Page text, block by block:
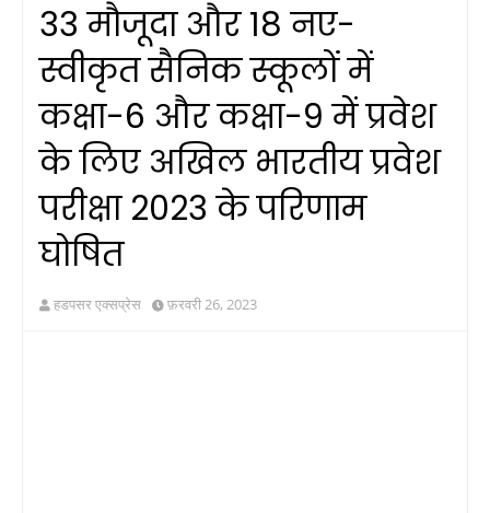
33 मौजूदा और 18 नए-
स्वीकृत सैनिक स्कूलों में
कक्षा-6 और कक्षा-9 में प्रवेश
के लिए अखिल भारतीय प्रवेश
परीक्षा 2023 के परिणाम
घोषित
हडपसर एक्सप्रेस फ़रवरी 26, 2023